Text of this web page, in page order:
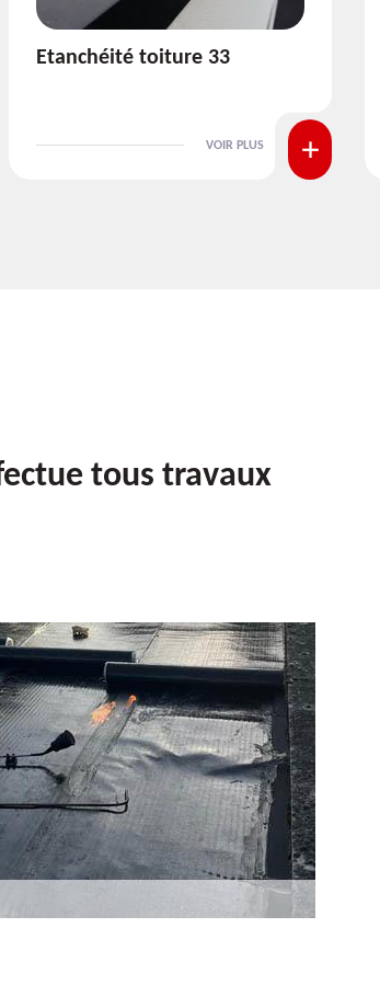
Réparation de toiture 33
VOIR PLUS
tous travaux